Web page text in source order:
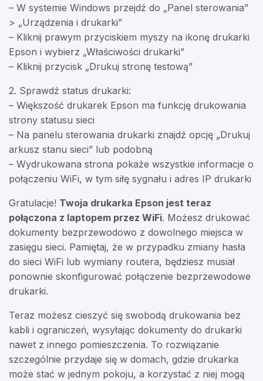
– W systemie Windows przejdź do „Panel sterowania”
> „Urządzenia i drukarki”
– Kliknij prawym przyciskiem myszy na ikonę drukarki
Epson i wybierz „Właściwości drukarki”
– Kliknij przycisk „Drukuj stronę testową”
2. Sprawdź status drukarki:
– Większość drukarek Epson ma funkcję drukowania
strony statusu sieci
– Na panelu sterowania drukarki znajdź opcję „Drukuj
arkusz stanu sieci” lub podobną
– Wydrukowana strona pokaże wszystkie informacje o
połączeniu WiFi, w tym siłę sygnału i adres IP drukarki
Gratulacje! Twoja drukarka Epson jest teraz
połączona z laptopem przez WiFi. Możesz drukować
dokumenty bezprzewodowo z dowolnego miejsca w
zasięgu sieci. Pamiętaj, że w przypadku zmiany hasła
do sieci WiFi lub wymiany routera, będziesz musiał
ponownie skonfigurować połączenie bezprzewodowe
drukarki.
Teraz możesz cieszyć się swobodą drukowania bez
kabli i ograniczeń, wysyłając dokumenty do drukarki
nawet z innego pomieszczenia. To rozwiązanie
szczególnie przydaje się w domach, gdzie drukarka
może stać w jednym pokoju, a korzystać z niej mogą